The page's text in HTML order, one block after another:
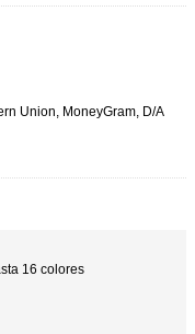
Union, MoneyGram, D/A
16 colores